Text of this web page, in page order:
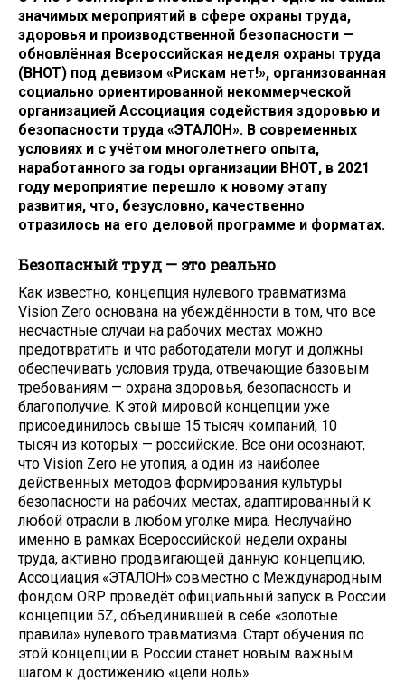
значимых мероприятий в сфере охраны труда,
здоровья и производственной безопасности —
обновлённая Всероссийская неделя охраны труда
(ВНОТ) под девизом «Рискам нет!», организованная
социально ориентированной некоммерческой
организацией Ассоциация содействия здоровью и
безопасности труда «ЭТАЛОН». В современных
условиях и с учётом многолетнего опыта,
наработанного за годы организации ВНОТ, в 2021
году мероприятие перешло к новому этапу
развития, что, безусловно, качественно
отразилось на его деловой программе и форматах.
Безопасный труд — это реально
Как известно, концепция нулевого травматизма
Vision Zero основана на убеждённости в том, что все
несчастные случаи на рабочих местах можно
предотвратить и что работодатели могут и должны
обеспечивать условия труда, отвечающие базовым
требованиям — охрана здоровья, безопасность и
благополучие. К этой мировой концепции уже
присоединилось свыше 15 тысяч компаний, 10
тысяч из которых — российские. Все они осознают,
что Vision Zero не утопия, а один из наиболее
действенных методов формирования культуры
безопасности на рабочих местах, адаптированный к
любой отрасли в любом уголке мира. Неслучайно
именно в рамках Всероссийской недели охраны
труда, активно продвигающей данную концепцию,
Ассоциация «ЭТАЛОН» совместно с Международным
фондом ORP проведёт официальный запуск в России
концепции 5Z, объединившей в себе «золотые
правила» нулевого травматизма. Старт обучения по
этой концепции в России станет новым важным
шагом к достижению «цели ноль».